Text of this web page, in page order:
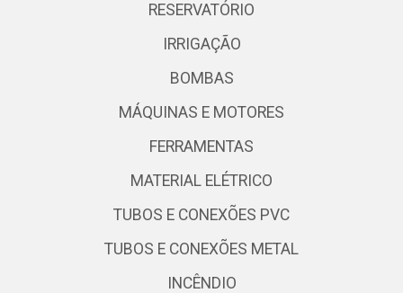
RESERVATÓRIO
IRRIGAÇÃO
BOMBAS
MÁQUINAS E MOTORES
FERRAMENTAS
MATERIAL ELÉTRICO
TUBOS E CONEXÕES PVC
TUBOS E CONEXÕES METAL
INCÊNDIO